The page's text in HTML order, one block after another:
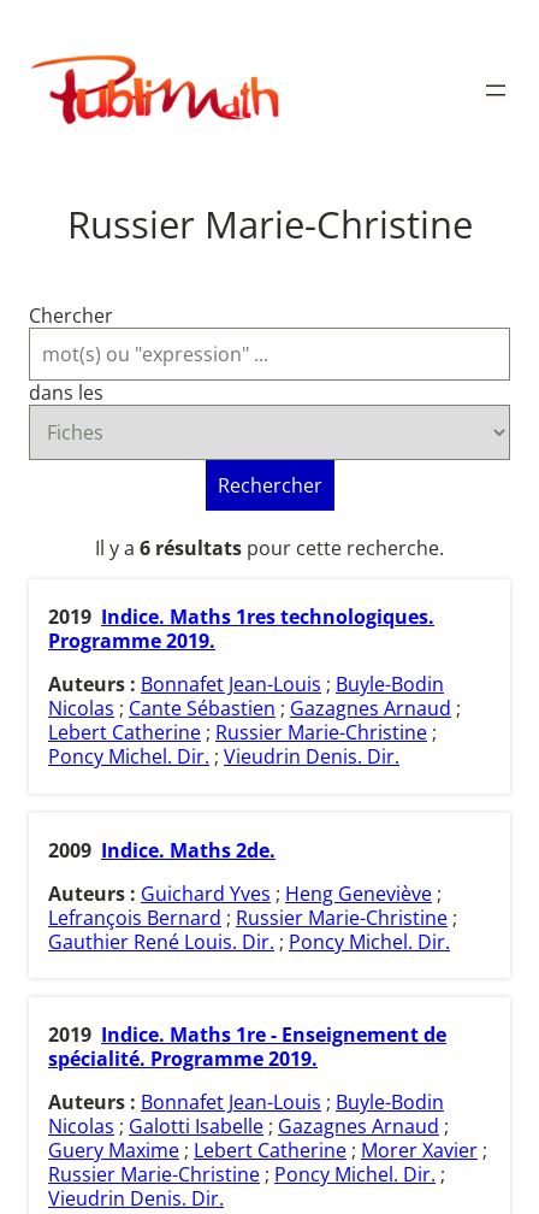
contenu
Publimath
Russier Marie-Christine
Chercher
dans les
Rechercher
Il y a 6 résultats pour cette recherche.
2019 Indice. Maths 1res technologiques.
Programme 2019.
Auteurs : Bonnafet Jean-Louis ; Buyle-Bodin
Nicolas ; Cante Sébastien ; Gazagnes Arnaud ;
Lebert Catherine ; Russier Marie-Christine ;
Poncy Michel. Dir. ; Vieudrin Denis. Dir.
2009 Indice. Maths 2de.
Auteurs : Guichard Yves ; Heng Geneviève ;
Lefrançois Bernard ; Russier Marie-Christine ;
Gauthier René Louis. Dir. ; Poncy Michel. Dir.
2019 Indice. Maths 1re - Enseignement de
spécialité. Programme 2019.
Auteurs : Bonnafet Jean-Louis ; Buyle-Bodin
Nicolas ; Galotti Isabelle ; Gazagnes Arnaud ;
Guery Maxime ; Lebert Catherine ; Morer Xavier ;
Russier Marie-Christine ; Poncy Michel. Dir. ;
Vieudrin Denis. Dir.